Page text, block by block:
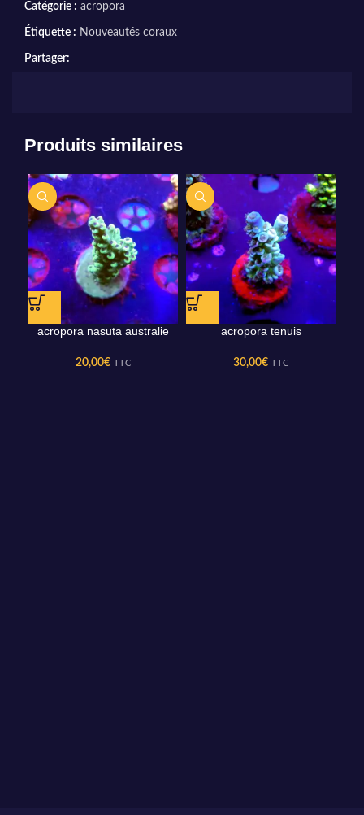
Catégorie : acropora
Étiquette : Nouveautés coraux
Partager:
Produits similaires
acropora nasuta australie
20,00€ TTC
acropora tenuis
30,00€ TTC